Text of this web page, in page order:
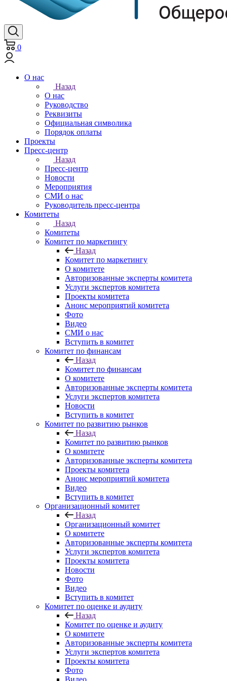
0
О нас
Назад
О нас
Руководство
Реквизиты
Официальная символика
Порядок оплаты
Проекты
Пресс-центр
Назад
Пресс-центр
Новости
Мероприятия
СМИ о нас
Руководитель пресс-центра
Комитеты
Назад
Комитеты
Комитет по маркетингу
Назад
Комитет по маркетингу
О комитете
Авторизованные эксперты комитета
Услуги экспертов комитета
Проекты комитета
Анонс мероприятий комитета
Фото
Видео
СМИ о нас
Вступить в комитет
Комитет по финансам
Назад
Комитет по финансам
О комитете
Авторизованные эксперты комитета
Услуги экспертов комитета
Новости
Вступить в комитет
Комитет по развитию рынков
Назад
Комитет по развитию рынков
О комитете
Авторизованные эксперты комитета
Проекты комитета
Анонс мероприятий комитета
Видео
Вступить в комитет
Организационный комитет
Назад
Организационный комитет
О комитете
Авторизованные эксперты комитета
Услуги экспертов комитета
Проекты комитета
Новости
Фото
Видео
Вступить в комитет
Комитет по оценке и аудиту
Назад
Комитет по оценке и аудиту
О комитете
Авторизованные эксперты комитета
Услуги экспертов комитета
Проекты комитета
Фото
Видео